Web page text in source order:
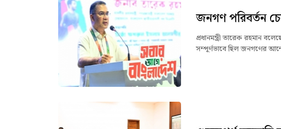
জনগণ পরিবর্তন
প্রধানমন্ত্রী তারেক রহমান
সম্পূর্ণভাবে ছিল জনগণের